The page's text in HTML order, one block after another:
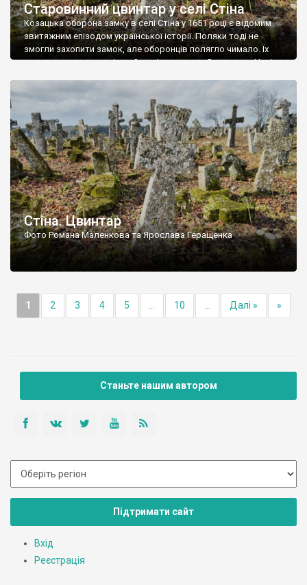
Старовинний цвинтар у селі Стіна
Козацька оборона замку в селі Стіна у 1651 році є відомим
звитяжним епізодом української історії. Поляки тоді не
змогли захопити замок, але оборонців полягло чимало. Їх
поховали на цвинтарі, який тоді називався Замковим. Нині на
ньому чимало хрестів 19 століття, є такі, де епітафії стер […]
Стіна. Цвинтар
Фото Романа Маленкова та Ярослава Геращенка
1 2 3 4 5 10 Далі » »
Станьте нашим автором
Підтримати сайт
Вхід
Реєстрація